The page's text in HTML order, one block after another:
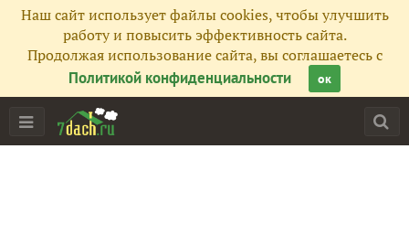
Наш сайт использует файлы cookies, чтобы улучшить
работу и повысить эффективность сайта.
Продолжая использование сайта, вы соглашаетесь с
Политикой конфиденциальности
ок